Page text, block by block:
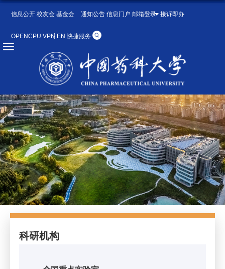
信息公开 校友会 基金会 通知公告 信息门户 邮箱登录 接诉即办
OPENCPU VPN EN 快捷服务
科研机构